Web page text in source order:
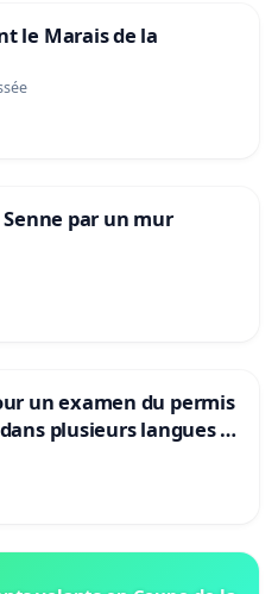
le Marais de la
par un mur
un examen du permis
plusieurs langues à